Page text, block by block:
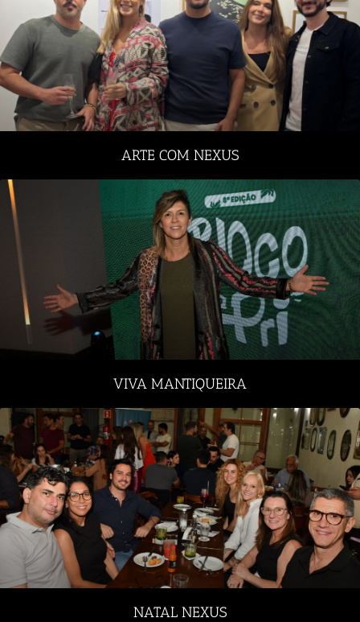
ARTE COM NEXUS
VIVA MANTIQUEIRA
NATAL NEXUS